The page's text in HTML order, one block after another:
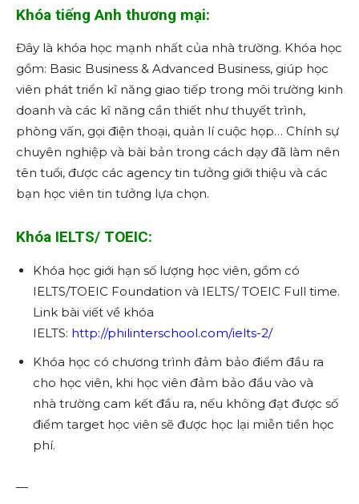
Khóa tiếng Anh thương mại:
Đây là khóa học mạnh nhất của nhà trường. Khóa học
gồm: Basic Business & Advanced Business, giúp học
viên phát triển kĩ năng giao tiếp trong môi trường kinh
doanh và các kĩ năng cần thiết như thuyết trình,
phòng vấn, gọi điện thoại, quản lí cuộc họp… Chính sự
chuyên nghiệp và bài bản trong cách dạy đã làm nên
tên tuổi, được các agency tin tưởng giới thiệu và các
bạn học viên tin tưởng lựa chọn.
Khóa IELTS/ TOEIC:
Khóa học giới hạn số lượng học viên, gồm có
IELTS/TOEIC Foundation và IELTS/ TOEIC Full time.
Link bài viết về khóa
IELTS: http://philinterschool.com/ielts-2/
Khóa học có chương trình đảm bảo điểm đầu ra
cho học viên, khi học viên đảm bảo đầu vào và
nhà trường cam kết đầu ra, nếu không đạt được số
điểm target học viên sẽ được học lại miễn tiền học
phí.
—